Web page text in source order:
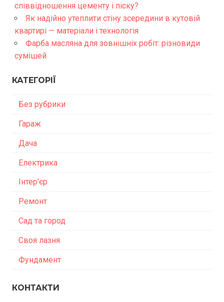
співвідношення цементу і піску?
Як надійно утеплити стіну зсередини в кутовій
квартирі — матеріали і технологія
Фарба масляна для зовнішніх робіт: різновиди
сумішей
КАТЕГОРІЇ
Без рубрики
Гараж
Дача
Електрика
Інтер'єр
Ремонт
Сад та город
Своя лазня
Фундамент
КОНТАКТИ